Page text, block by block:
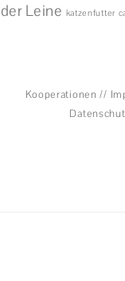
der Leine katzenfutter
Kooperationen //